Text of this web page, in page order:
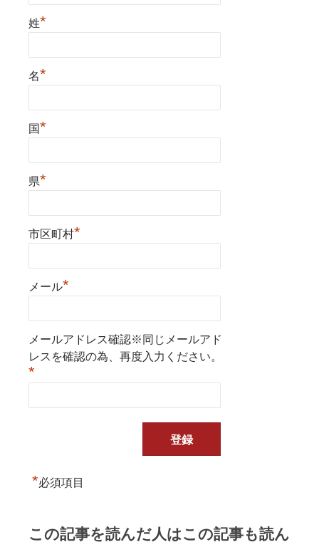
姓*
名*
国*
県*
市区町村*
メール*
メールアドレス確認※同じメールアド
レスを確認の為、再度入力ください。
*
*必須項目
この記事を読んだ人はこの記事も読ん